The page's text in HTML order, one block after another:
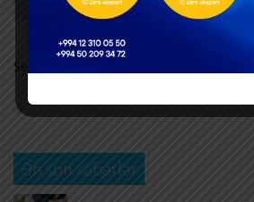
Search
Ən son xəbərlər